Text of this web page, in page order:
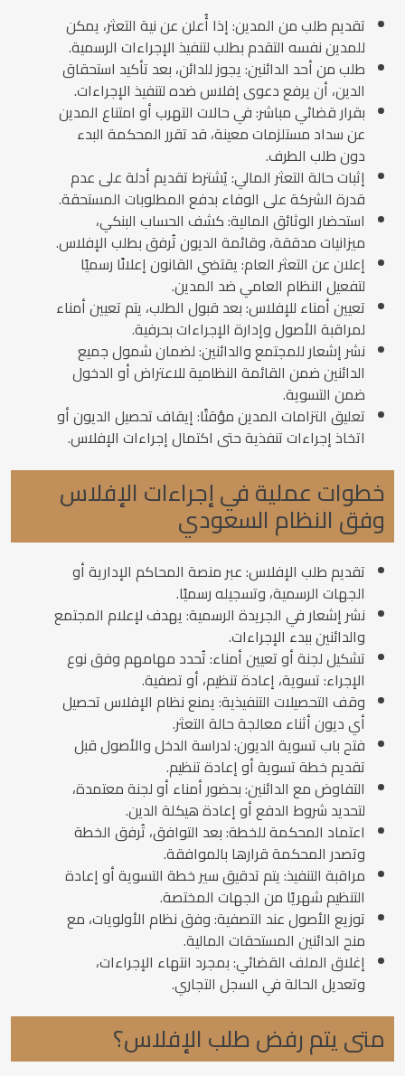
تقديم طلب من المدين: إذا أُعلن عن نية التعثر، يمكن
للمدين نفسه التقدم بطلب لتنفيذ الإجراءات الرسمية.
طلب من أحد الدائنين: يجوز للدائن، بعد تأكيد استحقاق
الدين، أن يرفع دعوى إفلاس ضده لتنفيذ الإجراءات.
بقرار قضائي مباشر: في حالات التهرب أو امتناع المدين
عن سداد مستلزمات معينة، قد تقرر المحكمة البدء
دون طلب الطرف.
إثبات حالة التعثر المالي: يُشترط تقديم أدلة على عدم
قدرة الشركة على الوفاء بدفع المطلوبات المستحقة.
استحضار الوثائق المالية: كشف الحساب البنكي،
ميزانيات مدققة، وقائمة الديون تُرفق بطلب الإفلاس.
إعلان عن التعثر العام: يقتضي القانون إعلانًا رسميًا
لتفعيل النظام العامي ضد المدين.
تعيين أمناء للإفلاس: بعد قبول الطلب، يتم تعيين أمناء
لمراقبة الأصول وإدارة الإجراءات بحرفية.
نشر إشعار للمجتمع والدائنين: لضمان شمول جميع
الدائنين ضمن القائمة النظامية للاعتراض أو الدخول
ضمن التسوية.
تعليق التزامات المدين مؤقتًا: إيقاف تحصيل الديون أو
اتخاذ إجراءات تنفذية حتى اكتمال إجراءات الإفلاس.
خطوات عملية في إجراءات الإفلاس
وفق النظام السعودي
تقديم طلب الإفلاس: عبر منصة المحاكم الإدارية أو
الجهات الرسمية، وتسجيله رسميًا.
نشر إشعار في الجريدة الرسمية: يهدف لإعلام المجتمع
والدائنين ببدء الإجراءات.
تشكيل لجنة أو تعيين أمناء: تُحدد مهامهم وفق نوع
الإجراء: تسوية، إعادة تنظيم، أو تصفية.
وقف التحصيلات التنفيذية: يمنع نظام الإفلاس تحصيل
أي ديون أثناء معالجة حالة التعثر.
فتح باب تسوية الديون: لدراسة الدخل والأصول قبل
تقديم خطة تسوية أو إعادة تنظيم.
التفاوض مع الدائنين: بحضور أمناء أو لجنة معتمدة،
لتحديد شروط الدفع أو إعادة هيكلة الدين.
اعتماد المحكمة للخطة: بعد التوافق، تُرفق الخطة
وتصدر المحكمة قرارها بالموافقة.
مراقبة التنفيذ: يتم تدقيق سير خطة التسوية أو إعادة
التنظيم شهريًا من الجهات المختصة.
توزيع الأصول عند التصفية: وفق نظام الأولويات، مع
منح الدائنين المستحقات المالية.
إغلاق الملف القضائي: بمجرد انتهاء الإجراءات،
وتعديل الحالة في السجل التجاري.
متى يتم رفض طلب الإفلاس؟